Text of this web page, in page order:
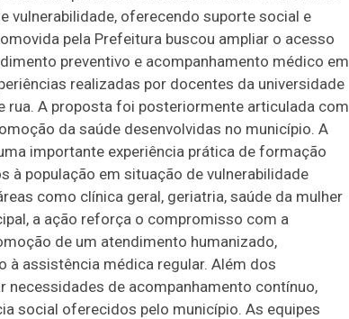
vulnerabilidade, oferecendo suporte social e
pela Prefeitura buscou ampliar o acesso
preventivo e acompanhamento médico em
realizadas por docentes da universidade
A proposta foi posteriormente articulada com
da saúde desenvolvidas no município. A
importante experiência prática de formação
população em situação de vulnerabilidade
como clínica geral, geriatria, saúde da mulher
a ação reforça o compromisso com a
de um atendimento humanizado,
à assistência médica regular. Além dos
de acompanhamento contínuo,
social oferecidos pelo município. As equipes